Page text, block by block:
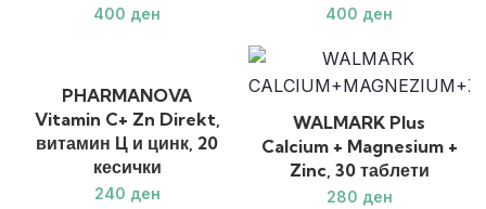
ден ден
PHARMANOVA
Vitamin C+ Zn Direkt,
витамин Ц и цинк, 20
кесички
ден
WALMARK Plus
Calcium + Magnesium +
Zinc, 30 таблети
ден